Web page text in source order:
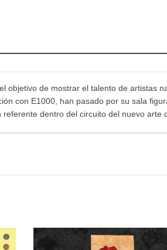
objetivo de mostrar el talento de artistas
con E1000, han pasado por su sala
dentro del circuito del nuevo arte